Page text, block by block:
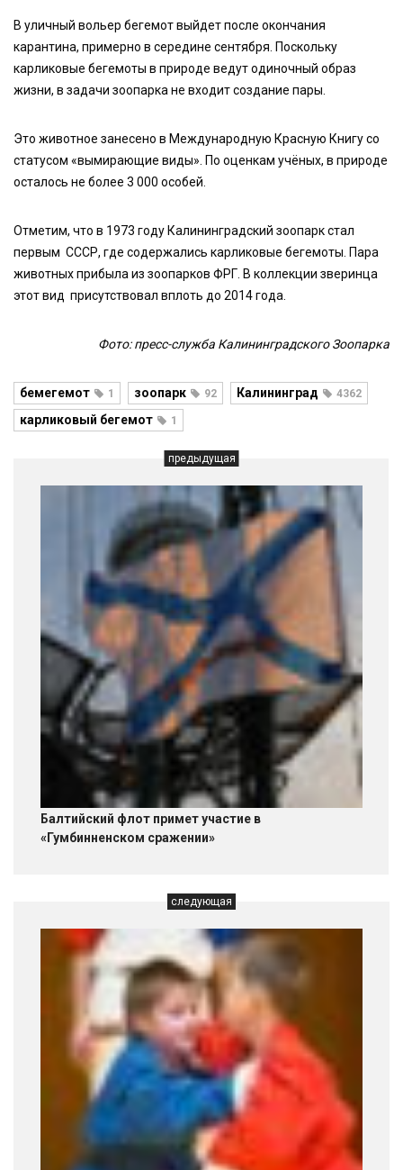
В уличный вольер бегемот выйдет после окончания
карантина, примерно в середине сентября. Поскольку
карликовые бегемоты в природе ведут одиночный образ
жизни, в задачи зоопарка не входит создание пары.
Это животное занесено в Международную Красную Книгу со
статусом «вымирающие виды». По оценкам учёных, в природе
осталось не более 3 000 особей.
Отметим, что в 1973 году Калининградский зоопарк стал
первым СССР, где содержались карликовые бегемоты. Пара
животных прибыла из зоопарков ФРГ. В коллекции зверинца
этот вид присутствовал вплоть до 2014 года.
Фото: пресс-служба Калининградского Зоопарка
бемегемот 1 зоопарк 92 Калининград 4362
карликовый бегемот 1
предыдущая
Балтийский флот примет участие в
«Гумбинненском сражении»
следующая